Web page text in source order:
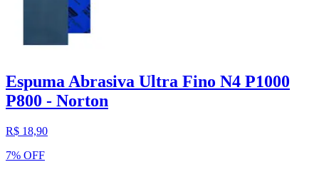
Espuma Abrasiva Ultra Fino N4 P1000
P800 - Norton
R$ 18,90
7% OFF